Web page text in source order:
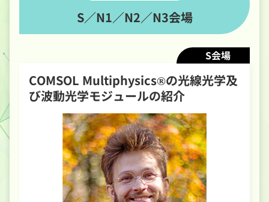
S／N1／N2／N3会場
S会場
COMSOL Multiphysics®の光線光学及
び波動光学モジュールの紹介